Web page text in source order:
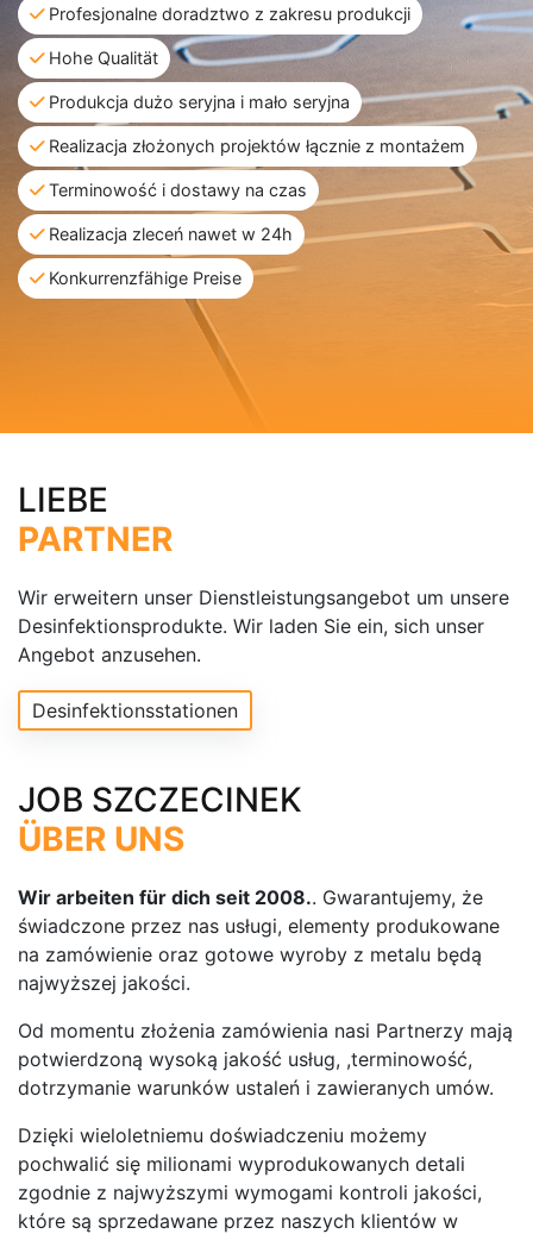
Profesjonalne doradztwo z zakresu produkcji
Hohe Qualität
Produkcja dużo seryjna i mało seryjna
Realizacja złożonych projektów łącznie z montażem
Terminowość i dostawy na czas
Realizacja zleceń nawet w 24h
Konkurrenzfähige Preise
LIEBE
PARTNER
Wir erweitern unser Dienstleistungsangebot um unsere
Desinfektionsprodukte. Wir laden Sie ein, sich unser
Angebot anzusehen.
Desinfektionsstationen
JOB SZCZECINEK
ÜBER UNS
Wir arbeiten für dich seit 2008.. Gwarantujemy, że
świadczone przez nas usługi, elementy produkowane
na zamówienie oraz gotowe wyroby z metalu będą
najwyższej jakości.
Od momentu złożenia zamówienia nasi Partnerzy mają
potwierdzoną wysoką jakość usług, ,terminowość,
dotrzymanie warunków ustaleń i zawieranych umów.
Dzięki wieloletniemu doświadczeniu możemy
pochwalić się milionami wyprodukowanych detali
zgodnie z najwyższymi wymogami kontroli jakości,
które są sprzedawane przez naszych klientów w